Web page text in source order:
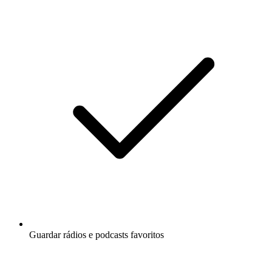
Guardar rádios e podcasts favoritos